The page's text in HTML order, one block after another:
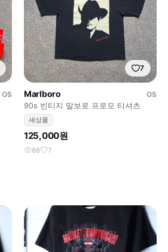
OS
7
Marlboro
OS
90s 빈티지 말보로 프로모 티셔츠
새상품
125,000원
88 7